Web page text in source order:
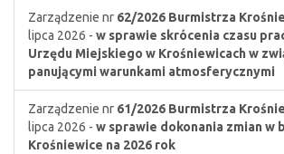
Zarządzenie nr 62/2026 Burmistrza
lipca 2026 - w sprawie skrócenia czasu
Urzędu Miejskiego w Krośniewicach w
panującymi warunkami atmosferycznymi
Zarządzenie nr 61/2026 Burmistrza
lipca 2026 - w sprawie dokonania zmian w
Krośniewice na 2026 rok